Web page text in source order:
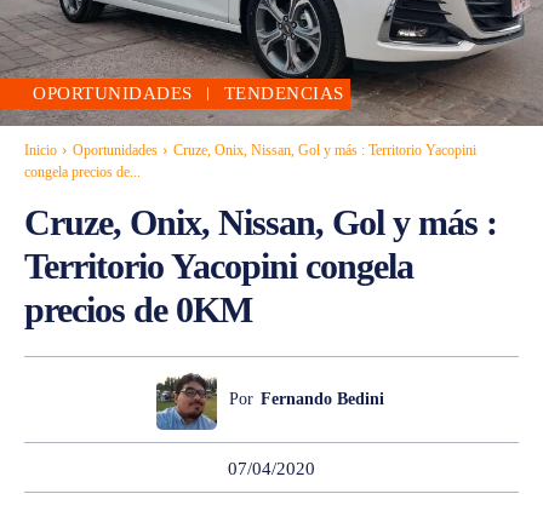
OPORTUNIDADES TENDENCIAS
Inicio Oportunidades
Cruze, Onix, Nissan, Gol y más : Territorio Yacopini
congela precios de...
Cruze, Onix, Nissan, Gol y más :
Territorio Yacopini congela
precios de 0KM
Por Fernando Bedini
07/04/2020